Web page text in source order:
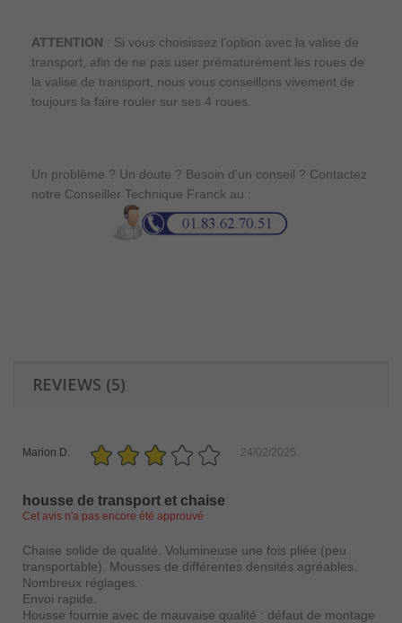
ATTENTION : Si vous choisissez l'option avec la valise de
transport, afin de ne pas user prématurément les roues de
la valise de transport, nous vous conseillons vivement de
toujours la faire rouler sur ses 4 roues.
Un problème ? Un doute ? Besoin d'un conseil ? Contactez
notre Conseiller Technique Franck au :
REVIEWS (5)
Marion D. 24/02/2025
housse de transport et chaise
Cet avis n'a pas encore été approuvé
Chaise solide de qualité. Volumineuse une fois pliée (peu
transportable). Mousses de différentes densités agréables.
Nombreux réglages.
Envoi rapide.
Housse fournie avec de mauvaise qualité : défaut de montage